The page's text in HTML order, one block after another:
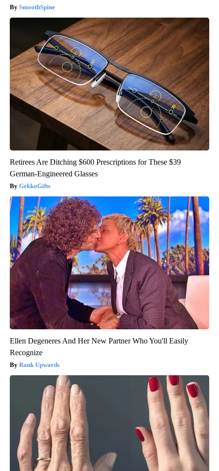
SmoothSpine
Retirees Are Ditching $600 Prescriptions for These $39
German-Engineered Glasses
GekkoGifts
Ellen Degeneres And Her New Partner Who You'll Easily
Recognize
Rank Upwards